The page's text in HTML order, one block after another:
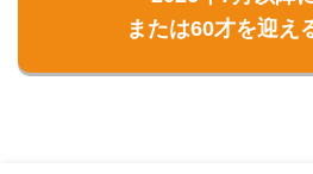
または60才を迎え